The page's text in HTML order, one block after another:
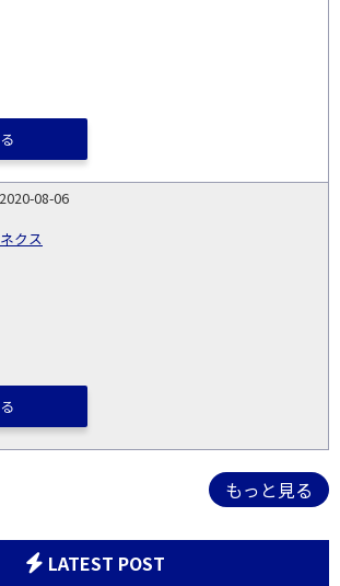
2020-08-06
クス
もっと見る
LATEST POST